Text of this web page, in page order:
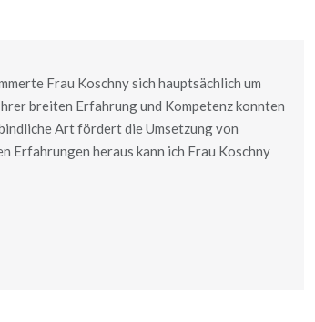
Frau Koschny sich hauptsächlich um
breiten Erfahrung und Kompetenz konnten
Art fördert die Umsetzung von
Erfahrungen heraus kann ich Frau Koschny